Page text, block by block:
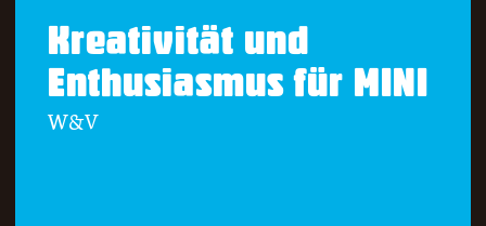
Kreativität und
Enthusiasmus für MINI
W&V